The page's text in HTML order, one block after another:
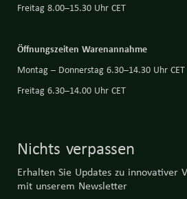
Nichts verpassen
Erhalten Sie Updates zu innovativer
mit unserem Newsletter
Freitag 8.00–15.30 Uhr CET
Öffnungszeiten Warenannahme
Montag – Donnerstag 6.30–14.30 Uhr CET
Freitag 6.30–14.00 Uhr CET